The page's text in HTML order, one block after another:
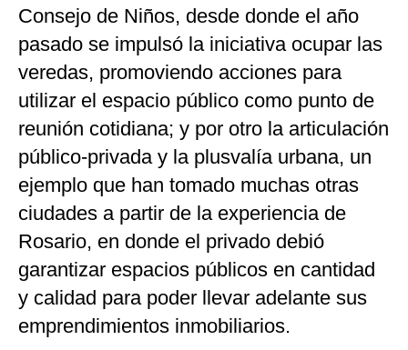
Consejo de Niños, desde donde el año
pasado se impulsó la iniciativa ocupar las
veredas, promoviendo acciones para
utilizar el espacio público como punto de
reunión cotidiana; y por otro la articulación
público-privada y la plusvalía urbana, un
ejemplo que han tomado muchas otras
ciudades a partir de la experiencia de
Rosario, en donde el privado debió
garantizar espacios públicos en cantidad
y calidad para poder llevar adelante sus
emprendimientos inmobiliarios.